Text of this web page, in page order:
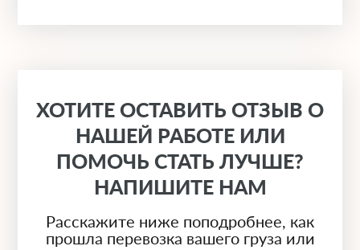
ХОТИТЕ ОСТАВИТЬ ОТЗЫВ О
НАШЕЙ РАБОТЕ ИЛИ
ПОМОЧЬ СТАТЬ ЛУЧШЕ?
НАПИШИТЕ НАМ
Расскажите ниже поподробнее, как
прошла перевозка вашего груза или